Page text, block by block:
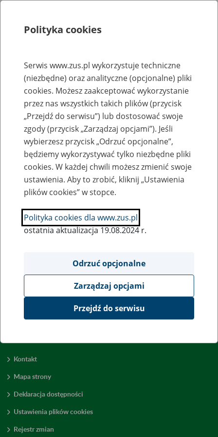
Rejestry, ewidencje i archiwa
Baza zlikwidowanych lub
przekształconych zakładów pracy
Nazwa zakładu pracy:
SZUKAJ
Wyświetl wszystkie
Kontakt
Mapa strony
Deklaracja dostępności
Ustawienia plików cookies
Rejestr zmian
Polityka cookies
Serwis www.zus.pl wykorzystuje techniczne
(niezbędne) oraz analityczne (opcjonalne) pliki
cookies. Możesz zaakceptować wykorzystanie
przez nas wszystkich takich plików (przycisk
„Przejdź do serwisu”) lub dostosować swoje
zgody (przycisk „Zarządzaj opcjami”). Jeśli
wybierzesz przycisk „Odrzuć opcjonalne”,
będziemy wykorzystywać tylko niezbędne pliki
cookies. W każdej chwili możesz zmienić swoje
ustawienia. Aby to zrobić, kliknij „Ustawienia
plików cookies” w stopce.
Polityka cookies dla www.zus.pl
ostatnia aktualizacja 19.08.2024 r.
Odrzuć opcjonalne
Zarządzaj opcjami
Przejdź do serwisu